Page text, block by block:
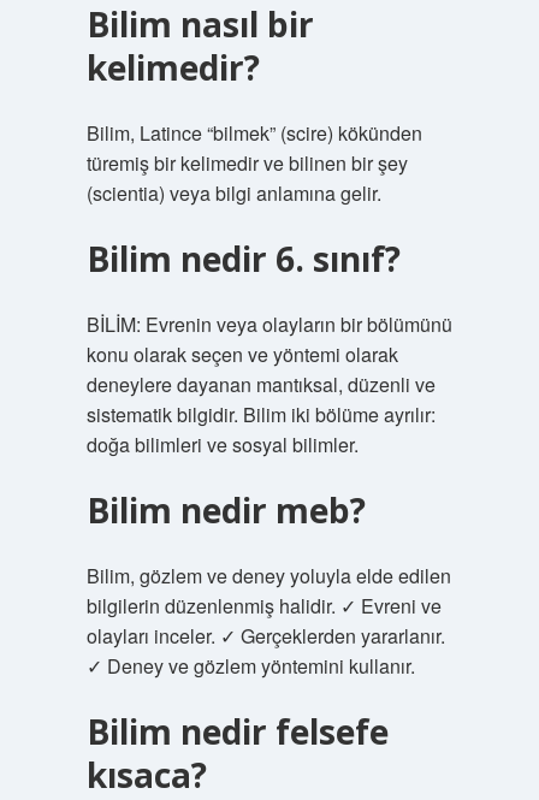
Bilim nasıl bir
kelimedir?
Bilim, Latince “bilmek” (scire) kökünden
türemiş bir kelimedir ve bilinen bir şey
(scientia) veya bilgi anlamına gelir.
Bilim nedir 6. sınıf?
BİLİM: Evrenin veya olayların bir bölümünü
konu olarak seçen ve yöntemi olarak
deneylere dayanan mantıksal, düzenli ve
sistematik bilgidir. Bilim iki bölüme ayrılır:
doğa bilimleri ve sosyal bilimler.
Bilim nedir meb?
Bilim, gözlem ve deney yoluyla elde edilen
bilgilerin düzenlenmiş halidir. ✓ Evreni ve
olayları inceler. ✓ Gerçeklerden yararlanır.
✓ Deney ve gözlem yöntemini kullanır.
Bilim nedir felsefe
kısaca?